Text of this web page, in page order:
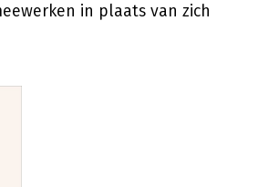
in plaats van zich